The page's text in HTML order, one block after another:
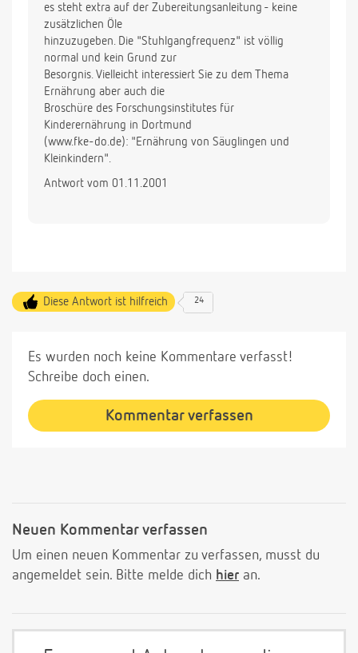
es steht extra auf der Zubereitungsanleitung - keine
zusätzlichen Öle
hinzuzugeben. Die "Stuhlgangfrequenz" ist völlig
normal und kein Grund zur
Besorgnis. Vielleicht interessiert Sie zu dem Thema
Ernährung aber auch die
Broschüre des Forschungsinstitutes für
Kinderernährung in Dortmund
(www.fke-do.de): "Ernährung von Säuglingen und
Kleinkindern".
Antwort vom 01.11.2001
Diese Antwort ist hilfreich 24
Es wurden noch keine Kommentare verfasst!
Schreibe doch einen.
Kommentar verfassen
Neuen Kommentar verfassen
Um einen neuen Kommentar zu verfassen, musst du
angemeldet sein. Bitte melde dich hier an.